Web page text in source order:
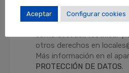
electrónicos.Derechos:
consentimiento en
como acceder, rectificar y
otros derechos en
Más información en el
PROTECCIÓN DE DATOS.
Aceptar Configurar cookies